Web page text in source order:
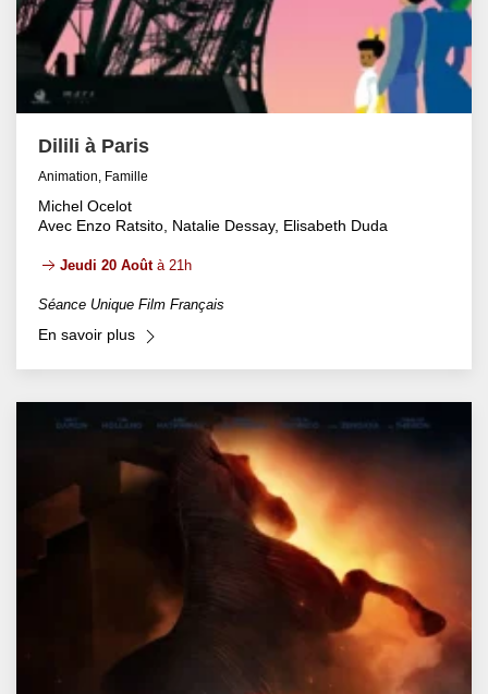
Dilili à Paris
Animation, Famille
Michel Ocelot
Avec Enzo Ratsito, Natalie Dessay, Elisabeth Duda
Jeudi 20 Aoûtà 21h
Séance Unique Film Français
En savoir plus